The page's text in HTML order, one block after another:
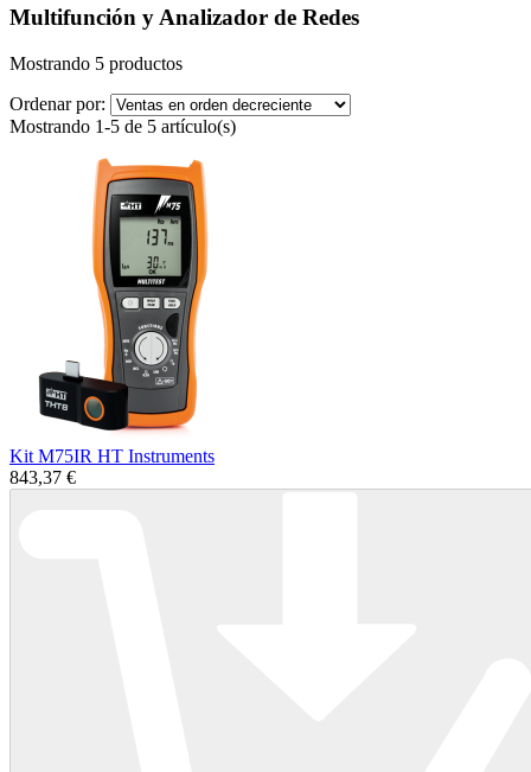
Multifunción y Analizador de Redes
Mostrando 5 productos
Ordenar por:
Mostrando 1-5 de 5 artículo(s)
Kit M75IR HT Instruments
843,37 €